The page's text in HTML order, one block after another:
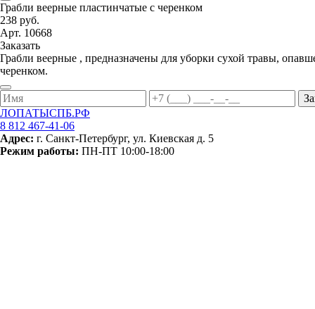
Грабли веерные пластинчатые с черенком
238 руб.
Арт. 10668
Заказать
Грабли веерные , предназначены для уборки сухой травы,
черенком.
ЛОПАТЫСПБ.РФ
8 812 467-41-06
Адрес: г. Санкт-Петербург, ул. Киевская д. 5
Режим работы: ПН-ПТ 10:00-18:00